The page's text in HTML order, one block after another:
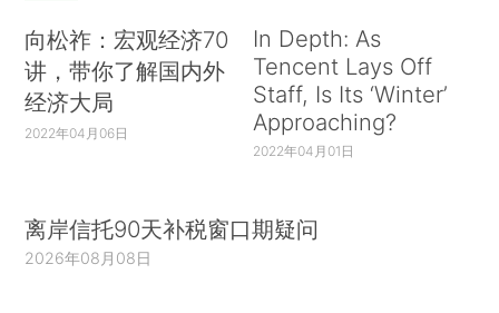
向松祚：宏观经济70
讲，带你了解国内外
经济大局
2022年04月06日
In Depth: As
Tencent Lays Off
Staff, Is Its ‘Winter’
Approaching?
2022年04月01日
离岸信托90天补税窗口期疑问
2026年08月08日